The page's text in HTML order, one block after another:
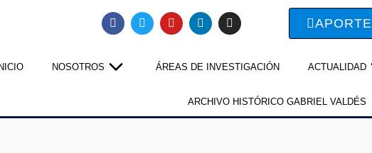
APORTE
INICIO NOSOTROS ÁREAS DE INVESTIGACIÓN ACTUALIDAD
ARCHIVO HISTÓRICO GABRIEL VALDÉS